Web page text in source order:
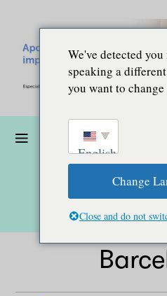
We've detected
speaking a
you want to change
English
Change
Close and do not